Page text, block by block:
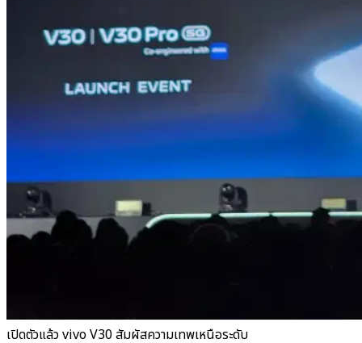
เปิดตัวแล้ว vivo V30 สัมผัสความเทพเหนือระดับ